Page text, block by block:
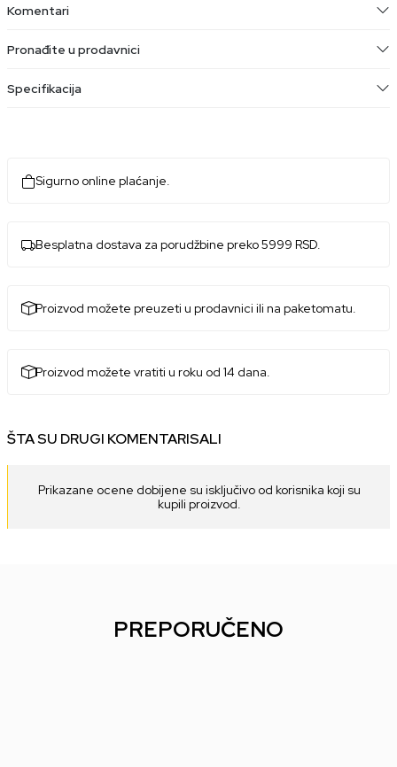
Komentari
Pronađite u prodavnici
Specifikacija
Sigurno online plaćanje.
Besplatna dostava za porudžbine preko 5999 RSD.
Proizvod možete preuzeti u prodavnici ili na paketomatu.
Proizvod možete vratiti u roku od 14 dana.
ŠTA SU DRUGI KOMENTARISALI
Prikazane ocene dobijene su isključivo od korisnika koji su
kupili proizvod.
PREPORUČENO